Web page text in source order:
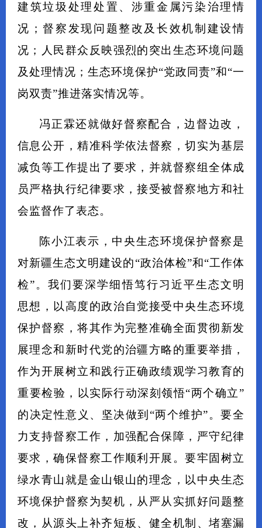
建筑垃圾处理处置、涉重金属污染治理情
况；督察发现问题整改及长效机制建设情
况；人民群众反映强烈的突出生态环境问题
及处理情况；生态环境保护“党政同责”和“一
岗双责”推进落实情况等。
冯正霖还就做好督察配合，边督边改，
信息公开，精准科学依法督察，切实为基层
减负等工作提出了要求，并就督察组全体成
员严格执行纪律要求，接受被督察地方和社
会监督作了表态。
陈小江表示，中央生态环境保护督察是
对新疆生态文明建设的“政治体检”和“工作体
检”。我们要深学细悟笃行习近平生态文明
思想，以高度的政治自觉接受中央生态环境
保护督察，将其作为完整准确全面贯彻新发
展理念和新时代党的治疆方略的重要举措，
作为开展树立和践行正确政绩观学习教育的
重要检验，以实际行动深刻领悟“两个确立”
的决定性意义、坚决做到“两个维护”。要全
力支持督察工作，加强配合保障，严守纪律
要求，确保督察工作顺利开展。要牢固树立
绿水青山就是金山银山的理念，以中央生态
环境保护督察为契机，从严从实抓好问题整
改，从源头上补齐短板、健全机制、堵塞漏